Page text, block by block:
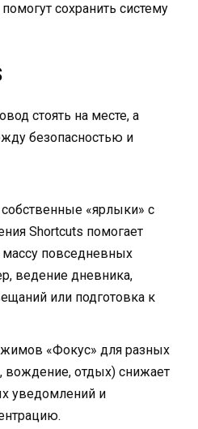
сохранить систему
стоять на месте, а
безопасностью и
«ярлыки» с
Shortcuts помогает
массу повседневных
ведение дневника,
или подготовка к
«Фокус» для разных
вождение, отдых) снижает
уведомлений и